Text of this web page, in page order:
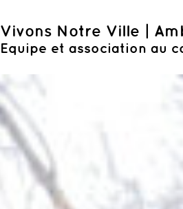
Vivons Notre Ville |
Equipe et association au